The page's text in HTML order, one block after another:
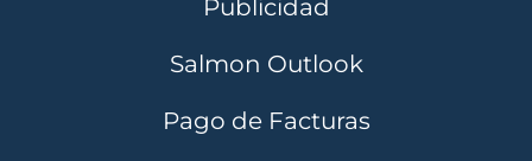
Publicidad
Salmon Outlook
Pago de Facturas